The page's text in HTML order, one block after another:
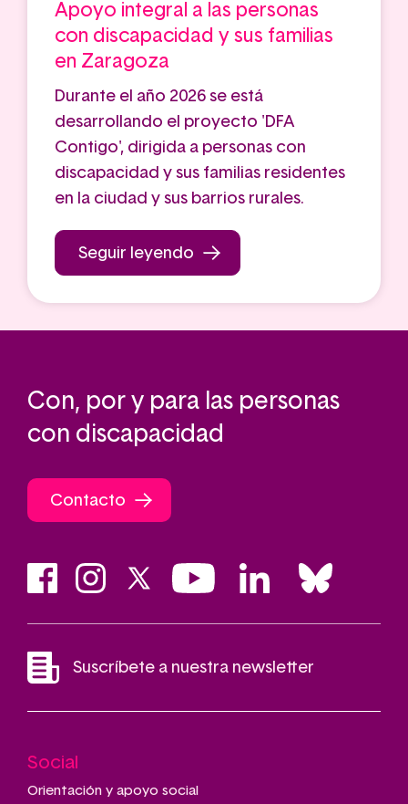
Apoyo integral a las personas
con discapacidad y sus familias
en Zaragoza
Durante el año 2026 se está
desarrollando el proyecto 'DFA
Contigo', dirigida a personas con
discapacidad y sus familias residentes
en la ciudad y sus barrios rurales.
Seguir leyendo
Con, por y para las personas
con discapacidad
Contacto
Suscríbete a nuestra newsletter
Main
navigation
Social
Orientación y apoyo social